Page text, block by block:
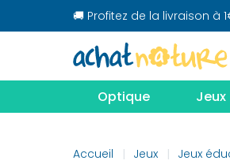
🚚 Profitez de la livraison
Optique Jeux
Accueil Jeux Jeux